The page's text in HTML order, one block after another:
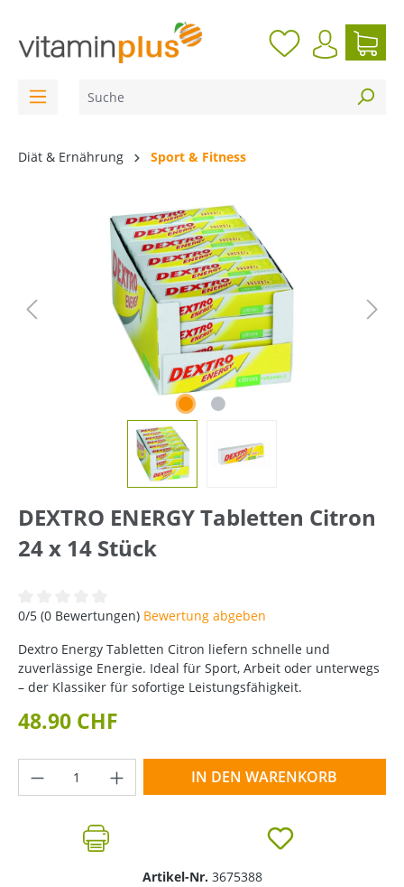
Diät & Ernährung Sport & Fitness
DEXTRO ENERGY Tabletten Citron
24 x 14 Stück
Durchschnittliche Bewertung von 0 von 5 Sternen
0/5 (0 Bewertungen) Bewertung abgeben
Dextro Energy Tabletten Citron liefern schnelle und
zuverlässige Energie. Ideal für Sport, Arbeit oder unterwegs
– der Klassiker für sofortige Leistungsfähigkeit.
48.90 CHF
Produkt Anzahl: Gib den gewünschten
IN DEN WARENKORB
Artikel-Nr. 3675388